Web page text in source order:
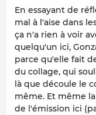
En essayant de
mal à l'aise dans
ça n'a rien à voir
quelqu'un ici,
parce qu'elle fait
du collage, qui
là que découle le
même. Et même
de l'émission ici